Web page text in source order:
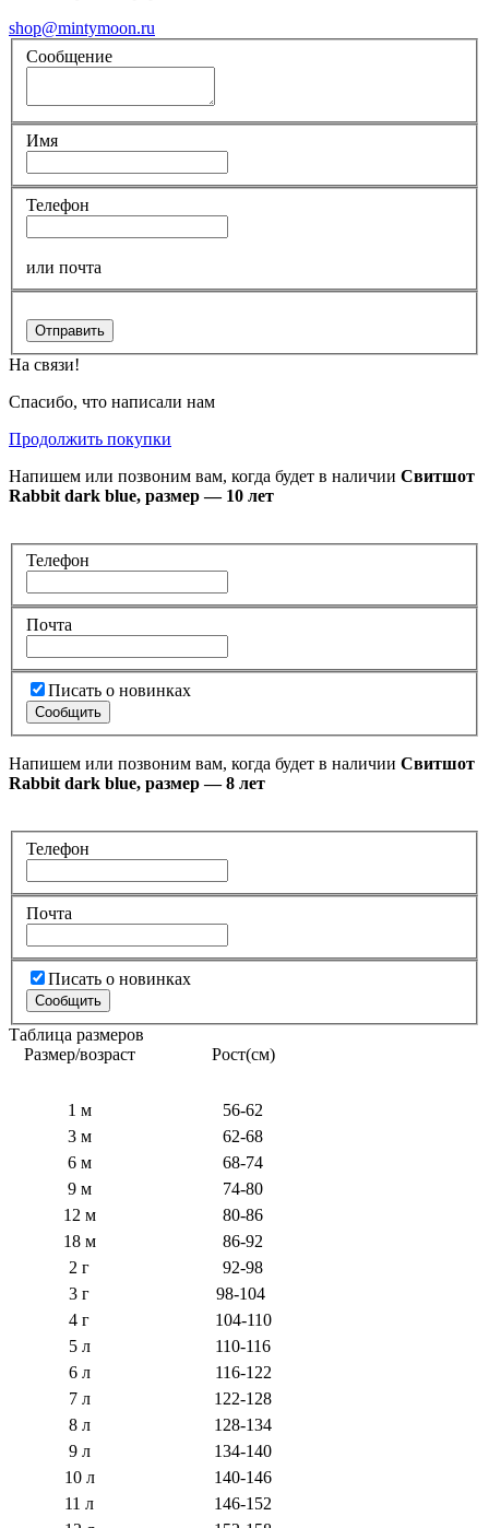
shop@mintymoon.ru
Сообщение
Имя
Телефон
или почта
Отправить
На связи!
Спасибо, что написали нам
Продолжить покупки
Напишем или позвоним вам, когда будет в наличии Свитшот
Rabbit dark blue, размер — 10 лет
Телефон
Почта
Писать о новинках
Напишем или позвоним вам, когда будет в наличии Свитшот
Rabbit dark blue, размер — 8 лет
Телефон
Почта
Писать о новинках
Таблица размеров
Размер/возраст
Рост(см)
1 м
56-62
3 м
62-68
6 м
68-74
9 м
74-80
12 м
80-86
18 м
86-92
2 г
92-98
3 г
98-104
4 г
104-110
5 л
110-116
6 л
116-122
7 л
122-128
8 л
128-134
9 л
134-140
10 л
140-146
11 л
146-152